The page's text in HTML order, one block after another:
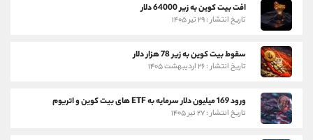
افت بیت کوین به زیر 64000 دلار
تاریخ انتشار : ۲۹ تیر ۱۴۰۵
سقوط بیت کوین به زیر 78 هزار دلار
تاریخ انتشار : ۲۶ اردیبهشت ۱۴۰۵
ورود 169 میلیون دلار سرمایه به ETF های بیت کوین و اتریوم
تاریخ انتشار : ۲۷ تیر ۱۴۰۵